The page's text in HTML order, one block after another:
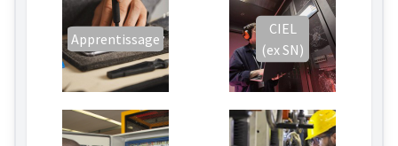
Apprentissage
CIEL
(ex SN)